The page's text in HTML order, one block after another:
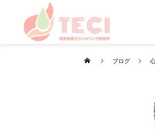
ブログ